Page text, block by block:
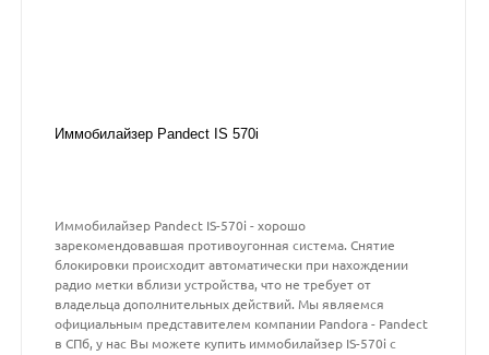
Иммобилайзер Pandect IS 570i
Иммобилайзер Pandect IS-570i - хорошо
зарекомендовавшая противоугонная система. Снятие
блокировки происходит автоматически при нахождении
радио метки вблизи устройства, что не требует от
владельца дополнительных действий. Мы являемся
официальным представителем компании Pandora - Pandect
в СПб, у нас Вы можете купить иммобилайзер IS-570i с